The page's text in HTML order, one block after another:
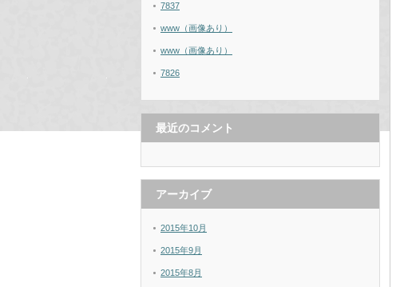
7837
www（画像あり）
www（画像あり）
7826
最近のコメント
アーカイブ
2015年10月
2015年9月
2015年8月